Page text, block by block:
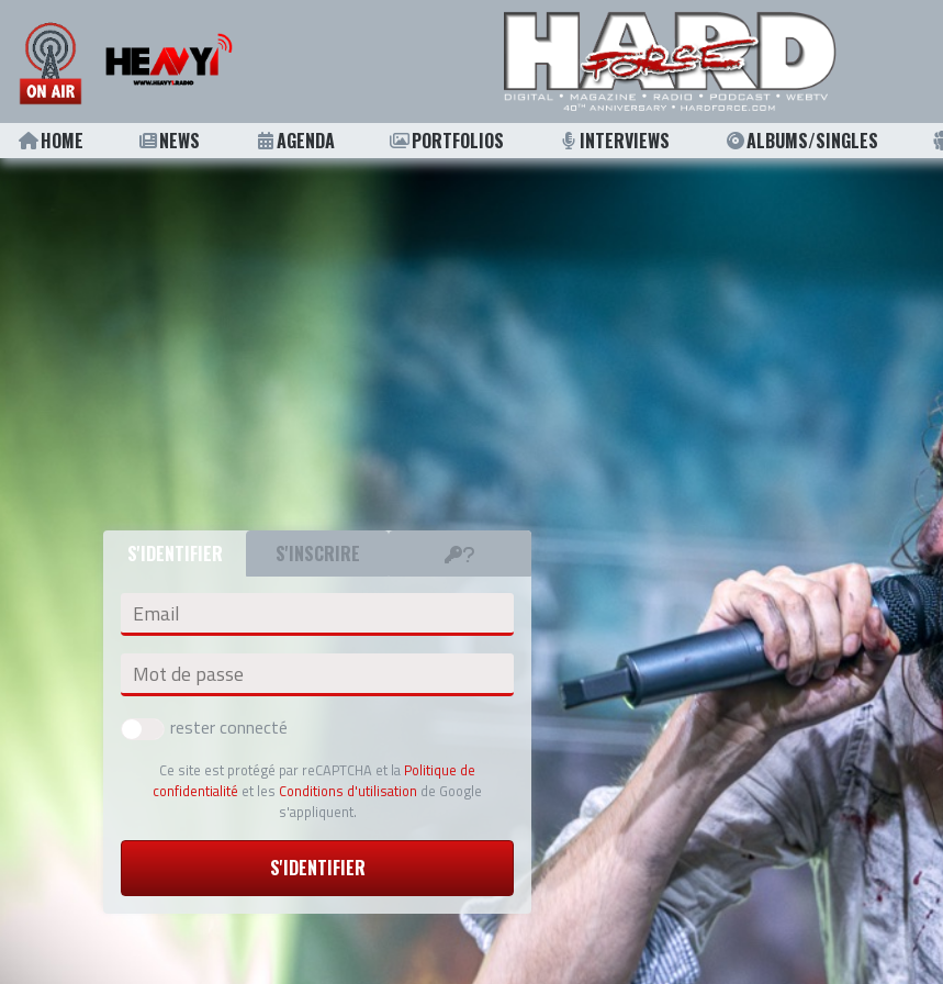
HOME NEWS AGENDA PORTFOLIOS INTERVIEWS ALBUMS/SINGLES
S'IDENTIFIER S'INSCRIRE
Email
Mot de passe
rester connecté
Ce site est protégé par reCAPTCHA et la Politique de
confidentialité et les Conditions d'utilisation de Google
s'appliquent.
S'IDENTIFIER